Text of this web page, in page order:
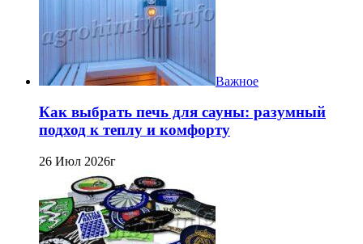
Важное
Как выбрать печь для сауны: разумный
подход к теплу и комфорту
26 Июл 2026г